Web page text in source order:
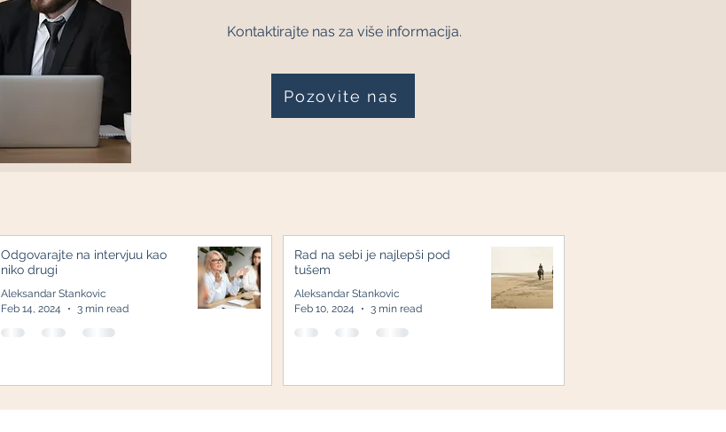
Kontaktirajte nas za više informacija.
Pozovite nas
Odgovarajte na intervjuu kao
niko drugi
Aleksandar Stankovic
Feb 14, 2024
3 min read
Rad na sebi je najlepši pod
tušem
Aleksandar Stankovic
Feb 10, 2024
3 min read